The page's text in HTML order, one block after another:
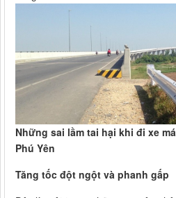
Những sai lầm tai hại khi đi xe
Phú Yên
Tăng tốc đột ngột và phanh gấp